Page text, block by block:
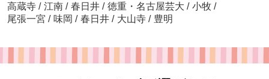
高蔵寺 / 江南 / 春日井 / 徳重・名古屋芸大 / 小牧 /
尾張一宮 / 味岡 / 春日井 / 大山寺 / 豊明